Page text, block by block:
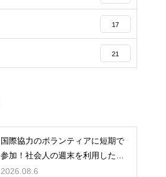
17
21
国際協力のボランティアに短期で
参加！社会人の週末を利用した社
会貢献
2026.08.6